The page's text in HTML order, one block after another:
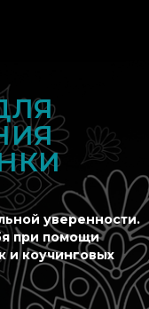
уверенности.
при помощи
и коучинговых